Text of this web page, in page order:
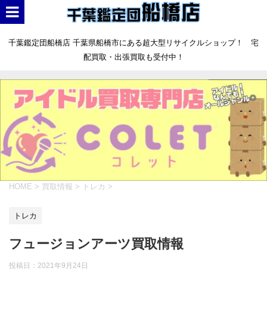
千葉鑑定団船橋店 千葉県船橋市にある超大型リサイクルショップ！ 宅
配買取・出張買取も受付中！
HOME > 買取情報 > トレカ >
トレカ
フュージョンアーツ買取情報
投稿日： 2021年9月24日